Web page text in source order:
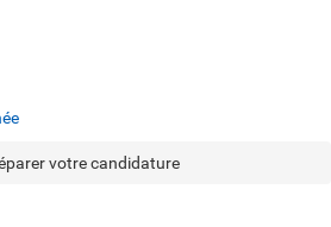
votre candidature